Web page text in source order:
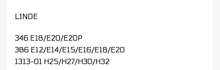
LINDE
346 E18/E20/E20P
386 E12/E14/E15/E16/E18/E20
1313-01 H25/H27/H30/H32